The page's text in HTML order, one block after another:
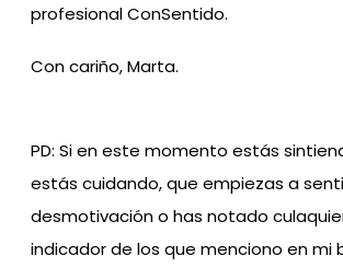
profesional ConSentido.
Con cariño, Marta.
PD: Si en este momento estás
estás cuidando, que empiezas a
desmotivación o has notado
indicador de los que menciono en mi